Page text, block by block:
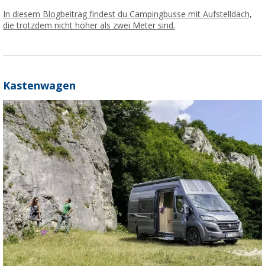
In diesem Blogbeitrag findest du Campingbusse mit Aufstelldach,
die trotzdem nicht höher als zwei Meter sind.
Kastenwagen